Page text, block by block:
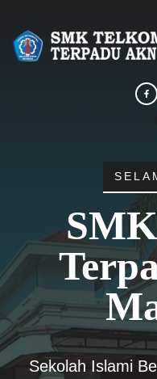
Sekolah Islami